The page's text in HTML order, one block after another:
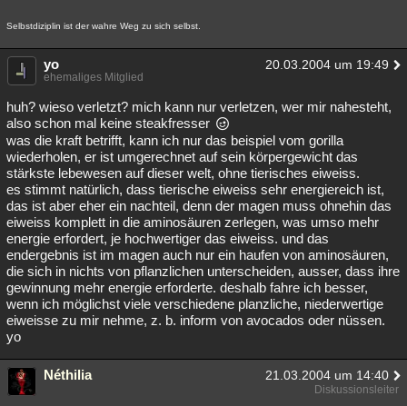
Selbstdiziplin ist der wahre Weg zu sich selbst.
yo 20.03.2004 um 19:49
ehemaliges Mitglied
huh? wieso verletzt? mich kann nur verletzen, wer mir nahesteht,
also schon mal keine steakfresser
was die kraft betrifft, kann ich nur das beispiel vom gorilla
wiederholen, er ist umgerechnet auf sein körpergewicht das
stärkste lebewesen auf dieser welt, ohne tierisches eiweiss.
es stimmt natürlich, dass tierische eiweiss sehr energiereich ist,
das ist aber eher ein nachteil, denn der magen muss ohnehin das
eiweiss komplett in die aminosäuren zerlegen, was umso mehr
energie erfordert, je hochwertiger das eiweiss. und das
endergebnis ist im magen auch nur ein haufen von aminosäuren,
die sich in nichts von pflanzlichen unterscheiden, ausser, dass ihre
gewinnung mehr energie erforderte. deshalb fahre ich besser,
wenn ich möglichst viele verschiedene planzliche, niederwertige
eiweisse zu mir nehme, z. b. inform von avocados oder nüssen.
yo
Néthilia 21.03.2004 um 14:40
Diskussionsleiter